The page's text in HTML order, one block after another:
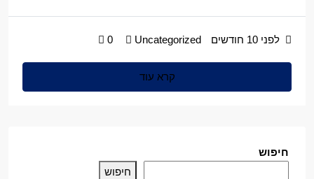
לפני 10 חודשים Uncategorized
0
קרא עוד
חיפוש
חיפוש